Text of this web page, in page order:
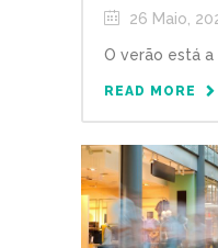
26 Maio,
O verão está a
READ MORE